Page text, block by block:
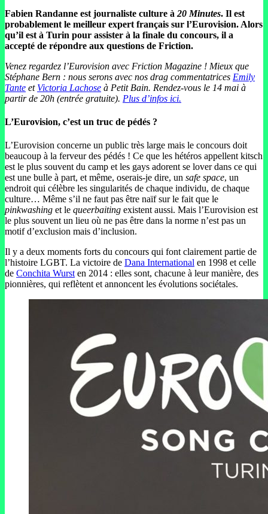
Fabien Randanne est journaliste culture à 20 Minutes. Il est
probablement le meilleur expert français sur l’Eurovision. Alors
qu’il est à Turin pour assister à la finale du concours, il a
accepté de répondre aux questions de Friction.
Venez regardez l’Eurovision avec Friction Magazine ! Mieux que
Stéphane Bern : nous serons avec nos drag commentatrices Emily
Tante et Victoria Lachose à Petit Bain. Rendez-vous le 14 mai à
partir de 20h (entrée gratuite). Plus d’infos ici.
L’Eurovision, c’est un truc de pédés ?
L’Eurovision concerne un public très large mais le concours doit
beaucoup à la ferveur des pédés ! Ce que les hétéros appellent kitsch
est le plus souvent du camp et les gays adorent se lover dans ce qui
est une bulle à part, et même, oserais-je dire, un safe space, un
endroit qui célèbre les singularités de chaque individu, de chaque
culture… Même s’il ne faut pas être naïf sur le fait que le
pinkwashing et le queerbaiting existent aussi. Mais l’Eurovision est
le plus souvent un lieu où ne pas être dans la norme n’est pas un
motif d’exclusion mais d’inclusion.
Il y a deux moments forts du concours qui font clairement partie de
l’histoire LGBT. La victoire de Dana International en 1998 et celle
de Conchita Wurst en 2014 : elles sont, chacune à leur manière, des
pionnières, qui reflètent et annoncent les évolutions sociétales.